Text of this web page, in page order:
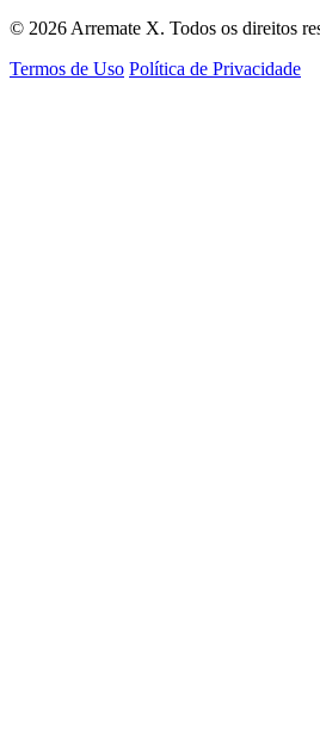
© 2026 Arremate X. Todos os direitos
Termos de Uso Política de Privacidade